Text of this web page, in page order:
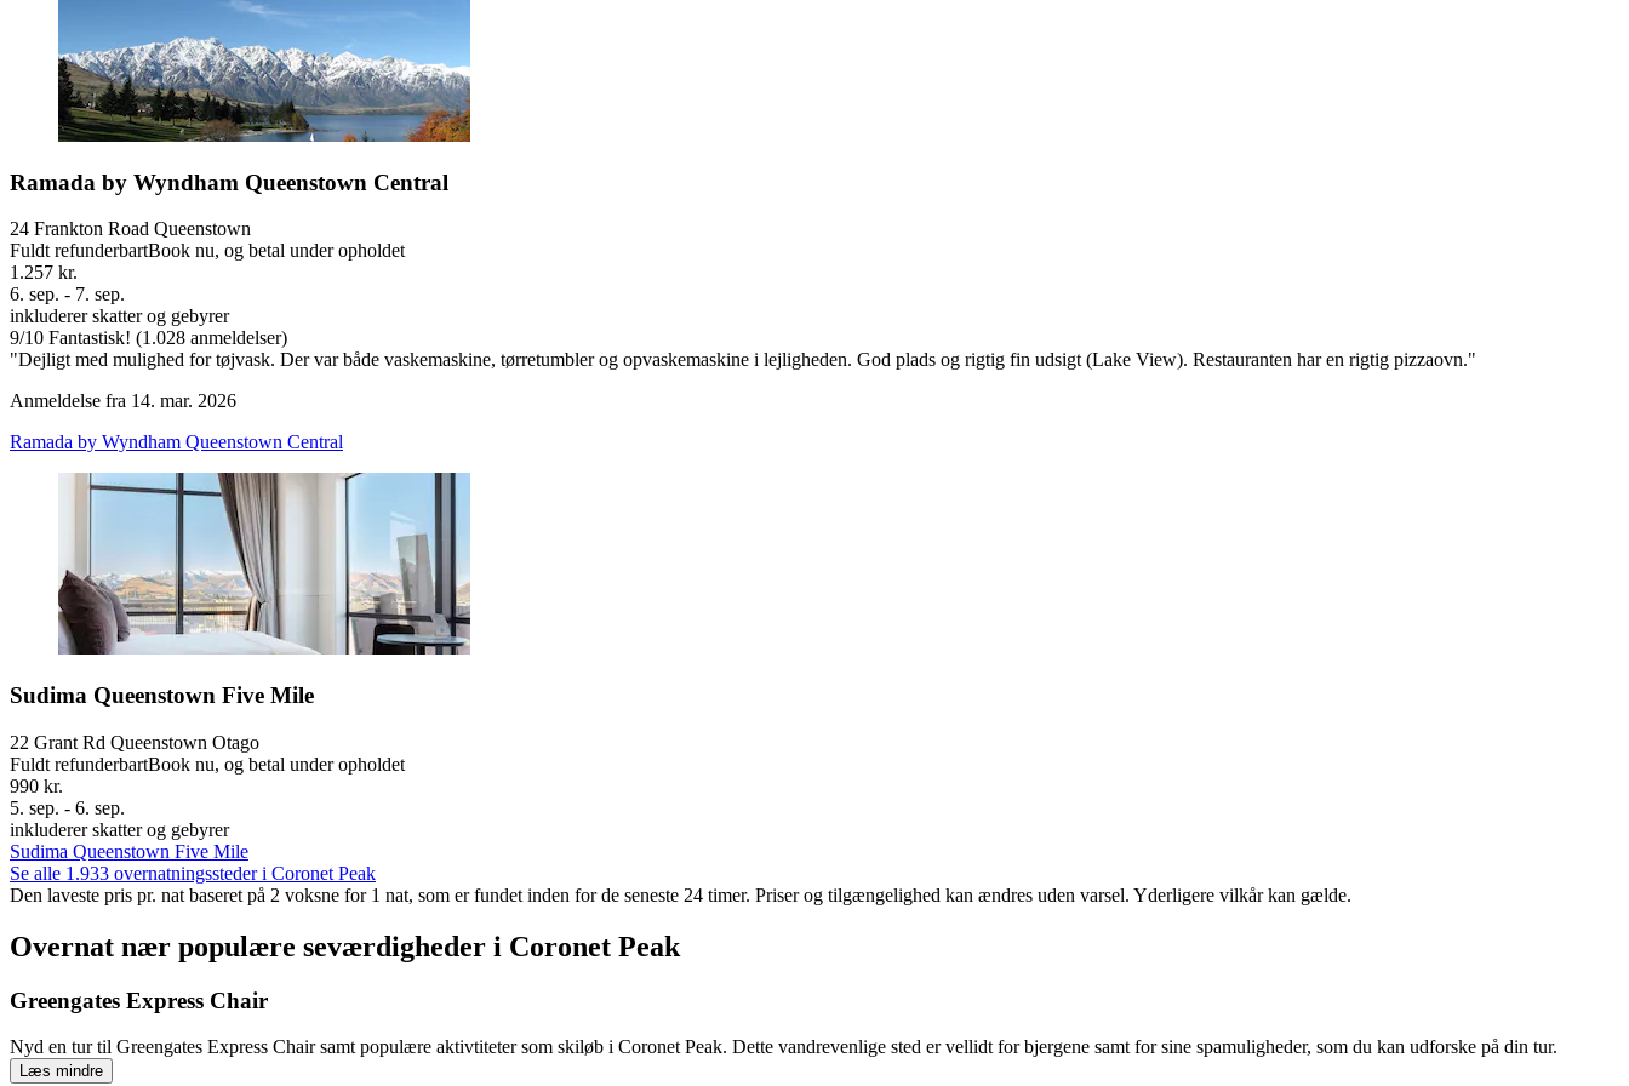
Ramada by Wyndham Queenstown Central
24 Frankton Road Queenstown
Fuldt refunderbartBook nu, og betal under opholdet
1.257 kr.
6. sep. - 7. sep.
inkluderer skatter og gebyrer
9/10 Fantastisk! (1.028 anmeldelser)
"Dejligt med mulighed for tøjvask. Der var både vaskemaskine, tørretumbler og opvaskemaskine i lejligheden. God plads og rigtig fin udsigt (Lake View). Restauranten har en rigtig pizzaovn."
Anmeldelse fra 14. mar. 2026
Ramada by Wyndham Queenstown Central
Sudima Queenstown Five Mile
22 Grant Rd Queenstown Otago
Fuldt refunderbartBook nu, og betal under opholdet
990 kr.
5. sep. - 6. sep.
inkluderer skatter og gebyrer
Sudima Queenstown Five Mile
Se alle 1.933 overnatningssteder i Coronet Peak
Den laveste pris pr. nat baseret på 2 voksne for 1 nat, som er fundet inden for de seneste 24 timer. Priser og tilgængelighed kan ændres uden varsel. Yderligere vilkår kan gælde.
Overnat nær populære seværdigheder i Coronet Peak
Greengates Express Chair
Nyd en tur til Greengates Express Chair samt populære aktivtiteter som skiløb i Coronet Peak. Dette vandrevenlige sted er vellidt for bjergene samt for sine spamuligheder, som du kan udforske på din tur.
Læs mindre